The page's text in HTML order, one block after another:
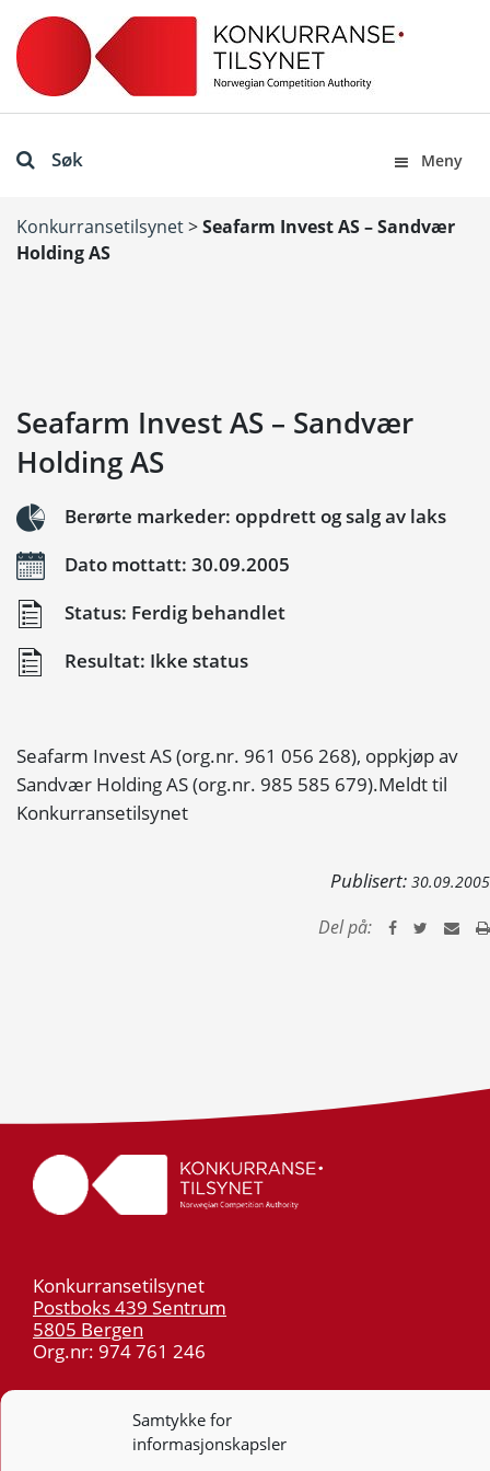
Samtykke for
informasjonskapsler
Søk Meny
Konkurransetilsynet>Seafarm Invest AS – Sandvær
Holding AS
Seafarm Invest AS – Sandvær
Holding AS
Berørte markeder: oppdrett og salg av laks
Dato mottatt: 30.09.2005
Status: Ferdig behandlet
Resultat: Ikke status
Seafarm Invest AS (org.nr. 961 056 268), oppkjøp av
Sandvær Holding AS (org.nr. 985 585 679).Meldt til
Konkurransetilsynet
Publisert: 30.09.2005
Del på:
Konkurransetilsynet
Postboks 439 Sentrum
5805 Bergen
Org.nr: 974 761 246
55 59 75 00
post@kt.no